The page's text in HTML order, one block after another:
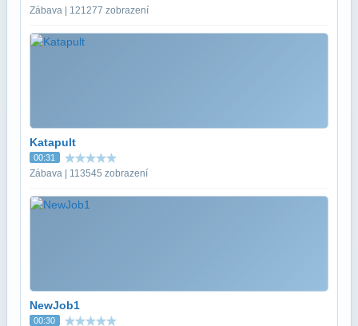
Zábava | 121277 zobrazení
Katapult
00:31
Zábava | 113545 zobrazení
NewJob1
00:30